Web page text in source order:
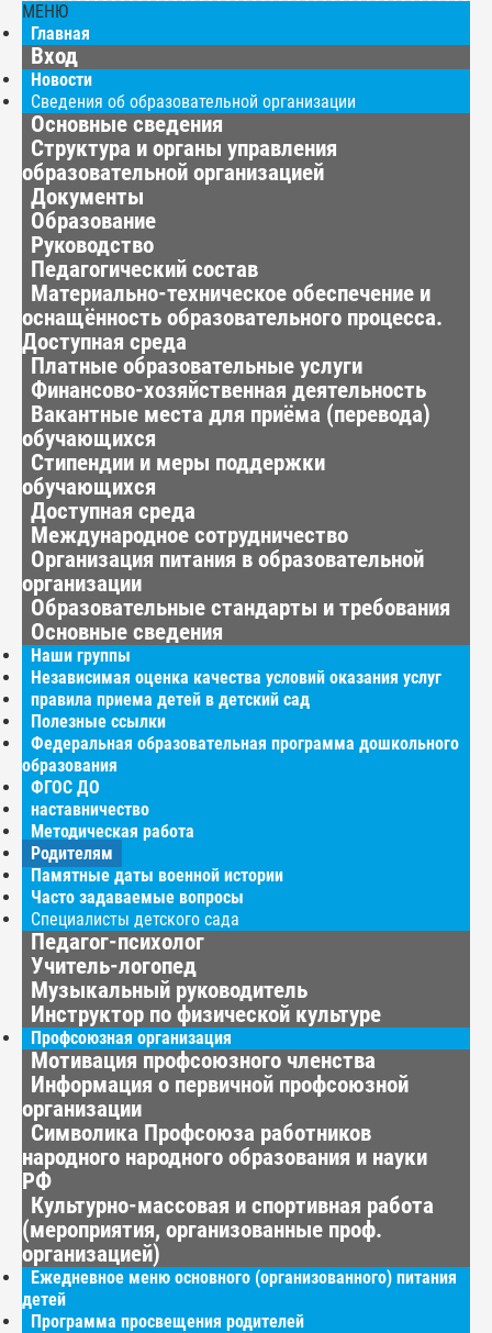
МЕНЮ
Главная
Вход
Новости
Сведения об образовательной организации
Основные сведения
Структура и органы управления
образовательной организацией
Документы
Образование
Руководство
Педагогический состав
Материально-техническое обеспечение и
оснащённость образовательного процесса.
Доступная среда
Платные образовательные услуги
Финансово-хозяйственная деятельность
Вакантные места для приёма (перевода)
обучающихся
Стипендии и меры поддержки
обучающихся
Доступная среда
Международное сотрудничество
Организация питания в образовательной
организации
Образовательные стандарты и требования
Основные сведения
Наши группы
Независимая оценка качества условий оказания услуг
правила приема детей в детский сад
Полезные ссылки
Федеральная образовательная программа дошкольного
образования
ФГОС ДО
наставничество
Методическая работа
Родителям
Памятные даты военной истории
Часто задаваемые вопросы
Специалисты детского сада
Педагог-психолог
Учитель-логопед
Музыкальный руководитель
Инструктор по физической культуре
Профсоюзная организация
Мотивация профсоюзного членства
Информация о первичной профсоюзной
организации
Символика Профсоюза работников
народного народного образования и науки
РФ
Культурно-массовая и спортивная работа
(мероприятия, организованные проф.
организацией)
Ежедневное меню основного (организованного) питания
детей
Программа просвещения родителей